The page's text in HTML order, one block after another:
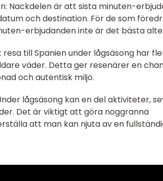
Nackdelen är att sista minuten-
och destination. För de som
erbjudanden inte är det bästa
till Spanien under lågsäsong har
väder. Detta ger resenärer en
och autentisk miljö.
lågsäsong kan en del aktiviteter,
Det är viktigt att göra noggranna
att man kan njuta av en